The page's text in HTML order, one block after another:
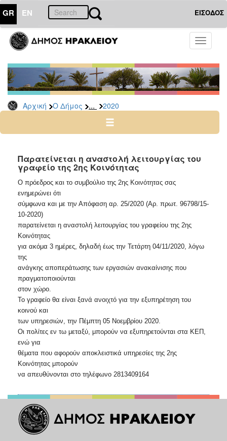
GR EN ΕΙΣΟΔΟΣ
Toggle
Αρχική Ο Δήμος ... 2020
ΔΗΜΟΣ
Δελτία
Τύπου
Αρχείο
2026
2024
2022
2021
2020
2019
2018
2017
2015
2013
2012
2011
2010
2006
Ο
ΤΟΠΟΣ
ΠΟΛΙΤΙΣΜΟΣ
Παρατείνεται η αναστολή λειτουργίας του
γραφείο της 2ης Κοινότητας
Ο πρόεδρος και το συμβούλιο της 2ης Κοινότητας σας
ενημερώνει ότι
σύμφωνα και με την Απόφαση αρ. 25/2020 (Αρ. πρωτ. 96798/15-
10-2020)
παρατείνεται η αναστολή λειτουργίας του γραφείου της 2ης
Κοινότητας
για ακόμα 3 ημέρες, δηλαδή έως την Τετάρτη 04/11/2020, λόγω
της
ανάγκης αποπεράτωσης των εργασιών ανακαίνισης που
πραγματοποιούνται
στον χώρο.
Το γραφείο θα είναι ξανά ανοιχτό για την εξυπηρέτηση του
κοινού και
των υπηρεσιών, την Πέμπτη 05 Νοεμβρίου 2020.
Οι πολίτες εν τω μεταξύ, μπορούν να εξυπηρετούνται στα ΚΕΠ,
ενώ για
θέματα που αφορούν αποκλειστικά υπηρεσίες της 2ης
Κοινότητας μπορούν
να απευθύνονται στο τηλέφωνο 2813409164